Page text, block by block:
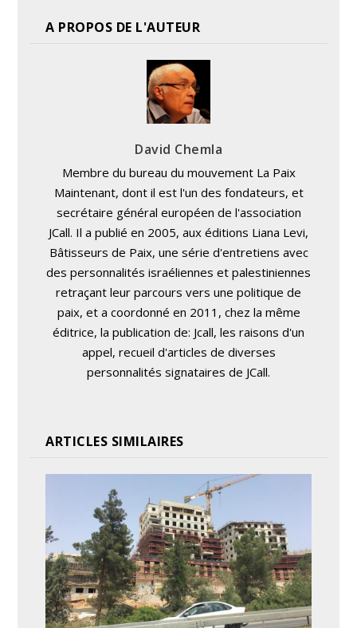
A PROPOS DE L'AUTEUR
David Chemla
Membre du bureau du mouvement La Paix
Maintenant, dont il est l'un des fondateurs, et
secrétaire général européen de l'association
JCall. Il a publié en 2005, aux éditions Liana Levi,
Bâtisseurs de Paix, une série d'entretiens avec
des personnalités israéliennes et palestiniennes
retraçant leur parcours vers une politique de
paix, et a coordonné en 2011, chez la même
éditrice, la publication de: Jcall, les raisons d'un
appel, recueil d'articles de diverses
personnalités signataires de JCall.
ARTICLES SIMILAIRES